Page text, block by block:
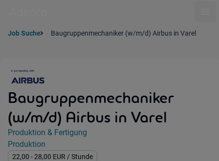
Job Suche Baugruppenmechaniker (w/m/d) Airbus in Varel
Baugruppenmechaniker
(w/m/d) Airbus in Varel
Jobdetails
Kategorie:
Produktion & Fertigung
Industry:
Produktion
Gehalt:
22,00 - 28,00 EUR / Stunde